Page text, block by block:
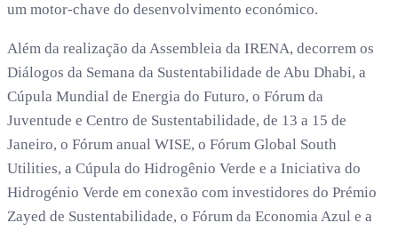
um motor-chave do desenvolvimento económico.
Além da realização da Assembleia da IRENA, decorrem os
Diálogos da Semana da Sustentabilidade de Abu Dhabi, a
Cúpula Mundial de Energia do Futuro, o Fórum da
Juventude e Centro de Sustentabilidade, de 13 a 15 de
Janeiro, o Fórum anual WISE, o Fórum Global South
Utilities, a Cúpula do Hidrogênio Verde e a Iniciativa do
Hidrogénio Verde em conexão com investidores do Prémio
Zayed de Sustentabilidade, o Fórum da Economia Azul e a